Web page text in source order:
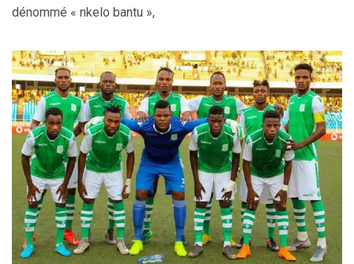
dénommé « nkelo bantu »,